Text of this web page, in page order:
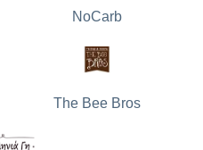
NoCarb
The Bee Bros